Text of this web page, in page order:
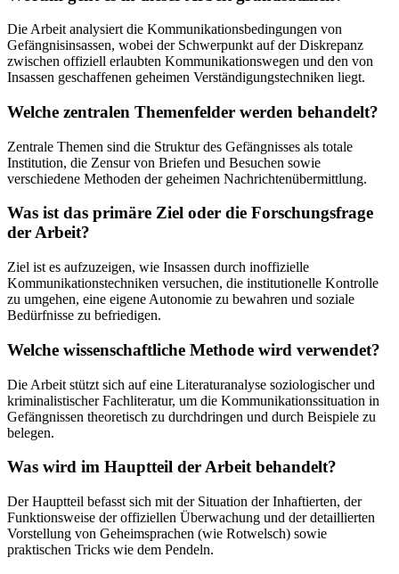
Die Arbeit analysiert die Kommunikationsbedingungen von
Gefängnisinsassen, wobei der Schwerpunkt auf der Diskrepanz
zwischen offiziell erlaubten Kommunikationswegen und den von
Insassen geschaffenen geheimen Verständigungstechniken liegt.
Welche zentralen Themenfelder werden behandelt?
Zentrale Themen sind die Struktur des Gefängnisses als totale
Institution, die Zensur von Briefen und Besuchen sowie
verschiedene Methoden der geheimen Nachrichtenübermittlung.
Was ist das primäre Ziel oder die Forschungsfrage
der Arbeit?
Ziel ist es aufzuzeigen, wie Insassen durch inoffizielle
Kommunikationstechniken versuchen, die institutionelle Kontrolle
zu umgehen, eine eigene Autonomie zu bewahren und soziale
Bedürfnisse zu befriedigen.
Welche wissenschaftliche Methode wird verwendet?
Die Arbeit stützt sich auf eine Literaturanalyse soziologischer und
kriminalistischer Fachliteratur, um die Kommunikationssituation in
Gefängnissen theoretisch zu durchdringen und durch Beispiele zu
belegen.
Was wird im Hauptteil der Arbeit behandelt?
Der Hauptteil befasst sich mit der Situation der Inhaftierten, der
Funktionsweise der offiziellen Überwachung und der detaillierten
Vorstellung von Geheimsprachen (wie Rotwelsch) sowie
praktischen Tricks wie dem Pendeln.